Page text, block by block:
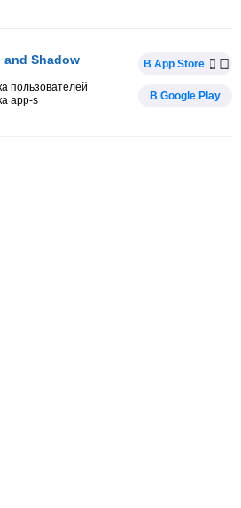
and Shadow
пользователей
app-s
В App Store
В Google Play